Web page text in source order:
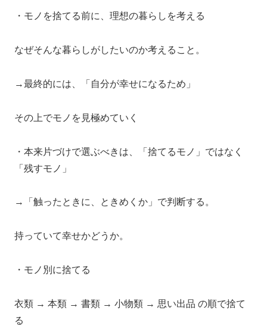
・モノを捨てる前に、理想の暮らしを考える
なぜそんな暮らしがしたいのか考えること。
→最終的には、「自分が幸せになるため」
その上でモノを見極めていく
・本来片づけで選ぶべきは、「捨てるモノ」ではなく
「残すモノ」
→「触ったときに、ときめくか」で判断する。
持っていて幸せかどうか。
・モノ別に捨てる
衣類 → 本類 → 書類 → 小物類 → 思い出品 の順で捨て
る